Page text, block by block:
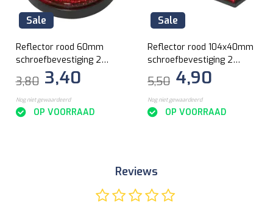
Sale
Reflector rood 60mm
schroefbevestiging 2
3,80 3,40
Nog niet gewaardeerd
OP VOORRAAD
Sale
Reflector rood 104x40mm
schroefbevestiging 2
5,50 4,90
Nog niet gewaardeerd
OP VOORRAAD
Reviews